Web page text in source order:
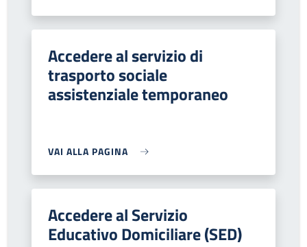
Accedere al servizio di
trasporto sociale
assistenziale temporaneo
VAI ALLA PAGINA
Accedere al Servizio
Educativo Domiciliare (SED)